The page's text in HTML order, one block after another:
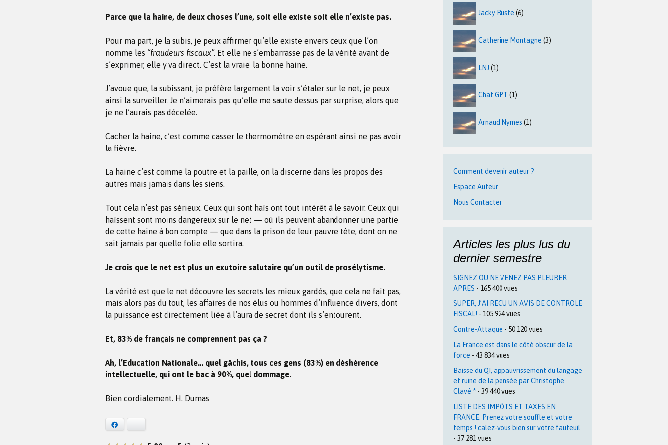
Parce que la haine, de deux choses l’une, soit elle existe soit elle n’existe pas.
Pour ma part, je la subis, je peux affirmer qu’elle existe envers ceux que l’on
nomme les “fraudeurs fiscaux”. Et elle ne s’embarrasse pas de la vérité avant de
s’exprimer, elle y va direct. C’est la vraie, la bonne haine.
J’avoue que, la subissant, je préfère largement la voir s’étaler sur le net, je peux
ainsi la surveiller. Je n’aimerais pas qu’elle me saute dessus par surprise, alors que
je ne l’aurais pas décelée.
Cacher la haine, c’est comme casser le thermomètre en espérant ainsi ne pas avoir
la fièvre.
La haine c’est comme la poutre et la paille, on la discerne dans les propos des
autres mais jamais dans les siens.
Tout cela n’est pas sérieux. Ceux qui sont haïs ont tout intérêt à le savoir. Ceux qui
haïssent sont moins dangereux sur le net — où ils peuvent abandonner une partie
de cette haine à bon compte — que dans la prison de leur pauvre tête, dont on ne
sait jamais par quelle folie elle sortira.
Je crois que le net est plus un exutoire salutaire qu’un outil de prosélytisme.
La vérité est que le net découvre les secrets les mieux gardés, que cela ne fait pas,
mais alors pas du tout, les affaires de nos élus ou hommes d’influence divers, dont
la puissance est directement liée à l’aura de secret dont ils s’entourent.
Et, 83% de français ne comprennent pas ça ?
Ah, l’Education Nationale… quel gâchis, tous ces gens (83%) en déshérence
intellectuelle, qui ont le bac à 90%, quel dommage.
Bien cordialement. H. Dumas
Jacky Ruste (6)
Catherine Montagne (3)
LNJ (1)
Chat GPT (1)
Arnaud Nymes (1)
Comment devenir auteur ?
Espace Auteur
Nous Contacter
Articles les plus lus du
dernier semestre
SIGNEZ OU NE VENEZ PAS PLEURER
APRES - 165 400 vues
SUPER, J’AI RECU UN AVIS DE CONTROLE
FISCAL! - 105 924 vues
Contre-Attaque - 50 120 vues
La France est dans le côté obscur de la
force - 43 834 vues
Baisse du QI, appauvrissement du langage
et ruine de la pensée par Christophe
Clavé * - 39 440 vues
LISTE DES IMPÔTS ET TAXES EN
FRANCE. Prenez votre souffle et votre
temps ! calez-vous bien sur votre fauteuil
- 37 281 vues